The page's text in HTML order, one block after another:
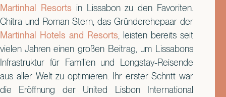
Martinhal Resorts in Lissabon zu den Favoriten.
Chitra und Roman Stern, das Gründerehepaar der
Martinhal Hotels and Resorts , leisten bereits seit
vielen Jahren einen großen Beitrag, um Lissabons
Infrastruktur für Familien und Longstay-Reisende
aus aller Welt zu optimieren. Ihr erster Schritt war
die Eröffnung der United Lisbon International